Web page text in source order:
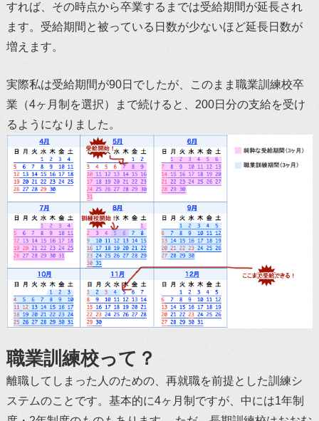
すれば、その時点から卒業するまでは受給期間が延長され
ます。受給期間と被っている日数が少ないほど延長日数が
増えます。
実際私は受給期間が90日でしたが、このまま職業訓練校卒
業（4ヶ月制を選択）まで続けると、200日分の支給を受け
るようになりました。
職業訓練校って？
離職してしまった人のための、再就職を前提とした訓練シ
ステムのことです。基本的に4ヶ月制ですが、中には1年制